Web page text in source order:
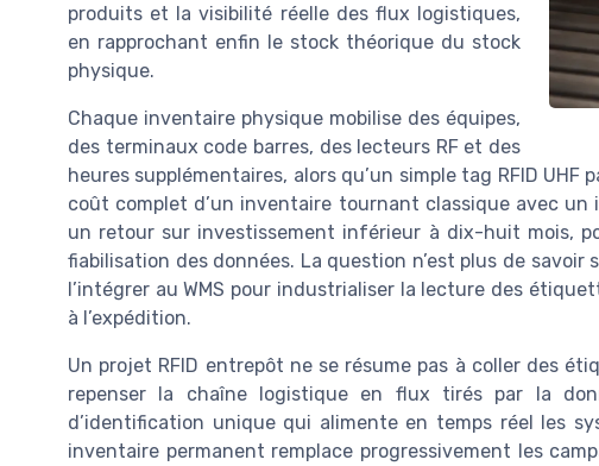
produits et la visibilité réelle des flux logistiques,
en rapprochant enfin le stock théorique du stock
physique.
Chaque inventaire physique mobilise des équipes,
des terminaux code barres, des lecteurs RF et des
heures supplémentaires, alors qu’un simple tag RFID
coût complet d’un inventaire tournant classique avec un
un retour sur investissement inférieur à dix-huit mois,
fiabilisation des données. La question n’est plus de
l’intégrer au WMS pour industrialiser la lecture des
à l’expédition.
Un projet RFID entrepôt ne se résume pas à coller des
repenser la chaîne logistique en flux tirés par la
d’identification unique qui alimente en temps réel les
inventaire permanent remplace progressivement les